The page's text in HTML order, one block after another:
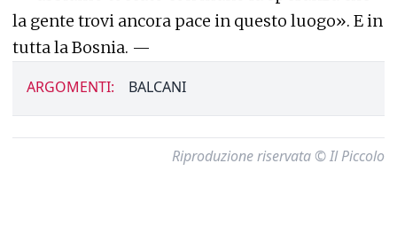
la gente trovi ancora pace in questo luogo». E in
tutta la Bosnia. —
ARGOMENTI: BALCANI
Riproduzione riservata © Il Piccolo